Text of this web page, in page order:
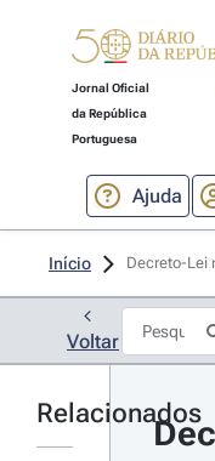
Jornal Oficial
da República
Portuguesa
Ajuda
Início Decreto-Lei
Voltar
Relacionados